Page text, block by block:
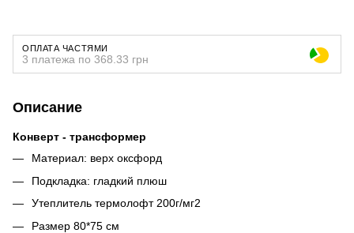
ОПЛАТА ЧАСТЯМИ
3 платежа по 368.33 грн
Описание
Конверт - трансформер
Материал: верх оксфорд
Подкладка: гладкий плюш
Утеплитель термолофт 200г/мг2
Размер 80*75 см